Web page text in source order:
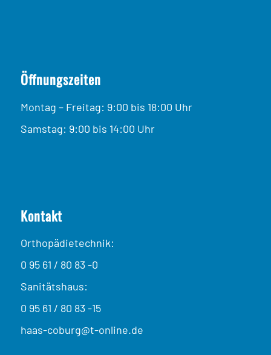
Öffnungszeiten
Montag – Freitag: 9:00 bis 18:00 Uhr
Samstag: 9:00 bis 14:00 Uhr
Kontakt
Orthopädietechnik:
0 95 61 / 80 83 -0
Sanitätshaus:
0 95 61 / 80 83 -15
haas-coburg@t-online.de